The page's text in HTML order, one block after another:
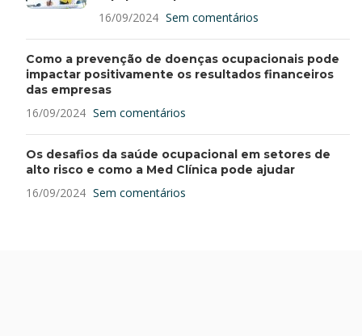
16/09/2024 Sem comentários
Como a prevenção de doenças ocupacionais pode
impactar positivamente os resultados financeiros
das empresas
16/09/2024 Sem comentários
Os desafios da saúde ocupacional em setores de
alto risco e como a Med Clínica pode ajudar
16/09/2024 Sem comentários